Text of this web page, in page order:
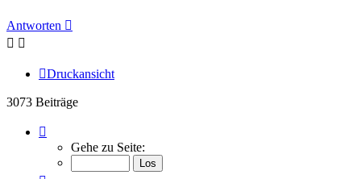
Antworten
Druckansicht
3073 Beiträge
von
Gehe zu Seite: